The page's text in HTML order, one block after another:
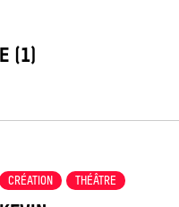
(1)
CRÉATION THÉÂTRE